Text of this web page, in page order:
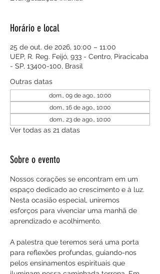
Horário e local
25 de out. de 2026, 10:00 – 11:00
UEP, R. Reg. Feijó, 933 - Centro, Piracicaba
- SP, 13400-100, Brasil
Outras datas
dom., 09 de ago., 10:00
dom., 16 de ago., 10:00
dom., 23 de ago., 10:00
Ver todas as 21 datas
Sobre o evento
Nossos corações se encontram em um
espaço dedicado ao crescimento e à luz.
Nesta ocasião especial, uniremos
esforços para vivenciar uma manhã de
aprendizado e acolhimento.
A palestra que teremos será uma porta
para reflexões profundas, guiando-nos
pelos ensinamentos espirituais que